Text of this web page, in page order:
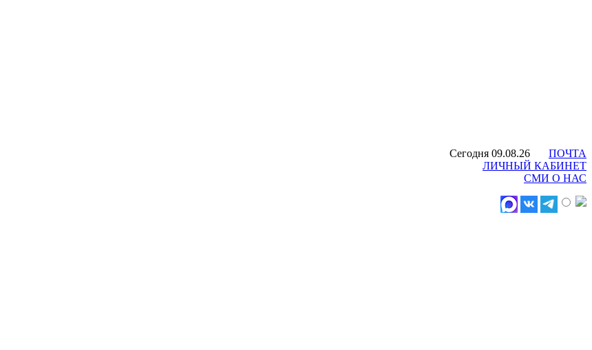
Сегодня 09.08.26
ПОЧТА
ЛИЧНЫЙ КАБИНЕТ
СМИ О НАС